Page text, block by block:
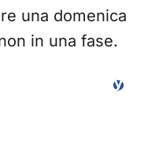
una domenica
in una fase.